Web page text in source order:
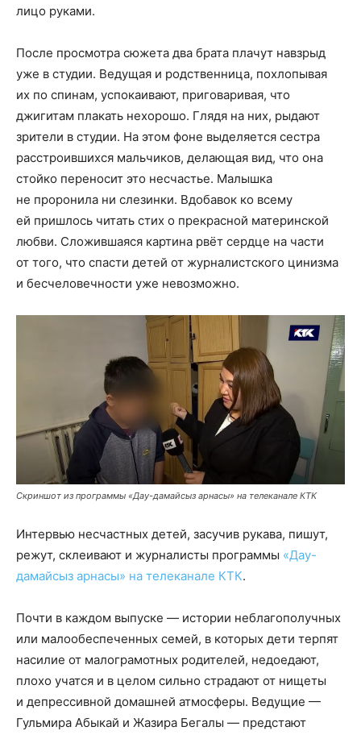
лицо руками.
После просмотра сюжета два брата плачут навзрыд
уже в студии. Ведущая и родственница, похлопывая
их по спинам, успокаивают, приговаривая, что
джигитам плакать нехорошо. Глядя на них, рыдают
зрители в студии. На этом фоне выделяется сестра
расстроившихся мальчиков, делающая вид, что она
стойко переносит это несчастье. Малышка
не проронила ни слезинки. Вдобавок ко всему
ей пришлось читать стих о прекрасной материнской
любви. Сложившаяся картина рвёт сердце на части
от того, что спасти детей от журналистского цинизма
и бесчеловечности уже невозможно.
Скриншот из программы «Дау-дамайсыз арнасы» на телеканале КТК
Интервью несчастных детей, засучив рукава, пишут,
режут, склеивают и журналисты программы «Дау-
дамайсыз арнасы» на телеканале КТК.
Почти в каждом выпуске — истории неблагополучных
или малообеспеченных семей, в которых дети терпят
насилие от малограмотных родителей, недоедают,
плохо учатся и в целом сильно страдают от нищеты
и депрессивной домашней атмосферы. Ведущие —
Гульмира Абыкай и Жазира Бегалы — предстают